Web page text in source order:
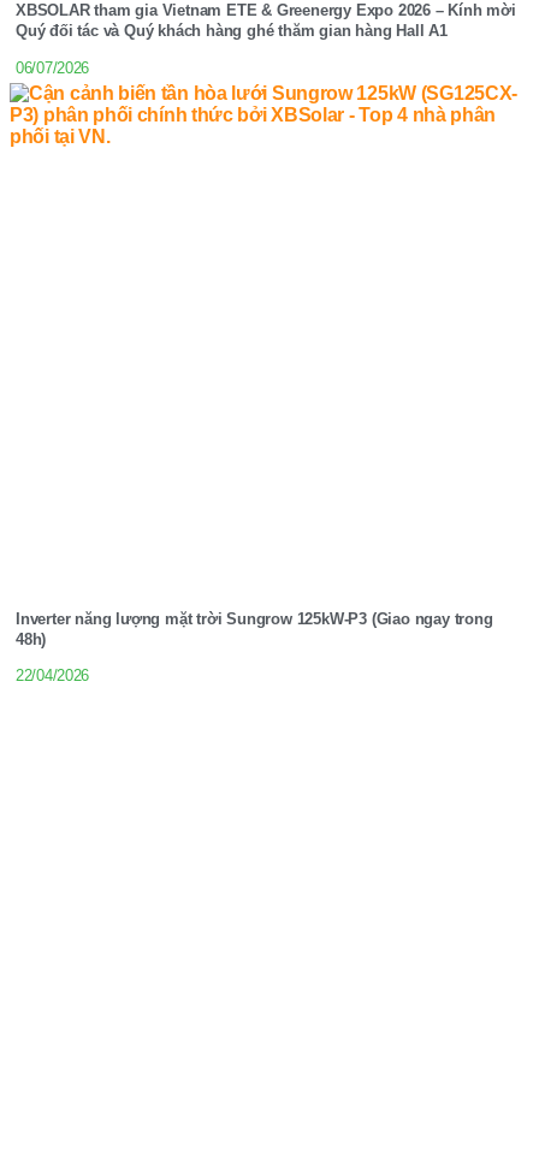
XBSOLAR tham gia Vietnam ETE & Greenergy Expo 2026 – Kính mời
Quý đối tác và Quý khách hàng ghé thăm gian hàng Hall A1
06/07/2026
Inverter năng lượng mặt trời Sungrow 125kW-P3 (Giao ngay trong
48h)
22/04/2026